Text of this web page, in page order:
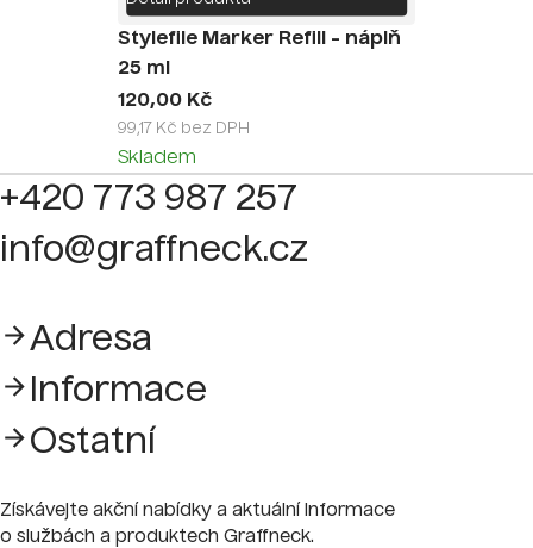
Stylefile Marker Refill - náplň
25 ml
120,00 Kč
99,17 Kč bez DPH
Skladem
+420 773 987 257
info@graffneck.cz
Adresa
Informace
Ostatní
Získávejte akční nabídky a aktuální informace
o službách a produktech Graffneck.